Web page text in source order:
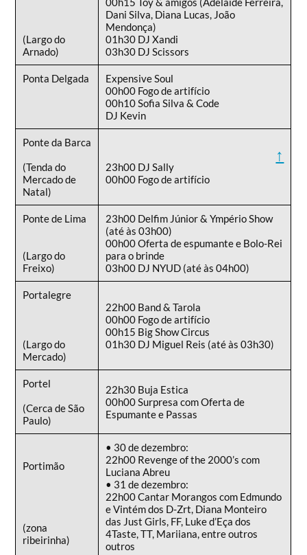
(Largo do
Arnado)
Dani Silva, Diana Lucas, João
Mendonça)
01h30 DJ Xandi
03h30 DJ Scissors
Ponta Delgada
Expensive Soul
00h00 Fogo de artifício
00h10 Sofia Silva & Code
DJ Kevin
Ponte da Barca
(Tenda do
Mercado de
Natal)
↑
23h00 DJ Sally
00h00 Fogo de artifício
Ponte de Lima
(Largo do
Freixo)
23h00 Delfim Júnior & Ympério Show
(até às 03h00)
00h00 Oferta de espumante e Bolo-Rei
para o brinde
03h00 DJ NYUD (até às 04h00)
Portalegre
(Largo do
Mercado)
22h00 Band & Tarola
00h00 Fogo de artifício
00h15 Big Show Circus
01h30 DJ Miguel Reis (até às 03h30)
Portel
(Cerca de São
Paulo)
22h30 Buja Estica
00h00 Surpresa com Oferta de
Espumante e Passas
Portimão
(zona
ribeirinha)
• 30 de dezembro:
22h00 Revenge of the 2000’s com
Luciana Abreu
• 31 de dezembro:
22h00 Cantar Morangos com Edmundo
e Vintém dos D-Zrt, Diana Monteiro
das Just Girls, FF, Luke d’Eça dos
4Taste, TT, Mariiana, entre outros
outros